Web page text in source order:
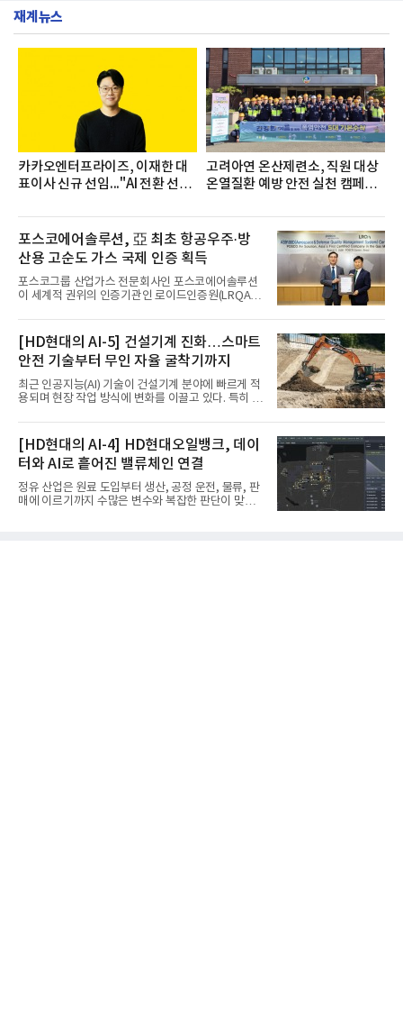
증을 한국백혈병
까지 수집된 소비자 빅데이터 3,702,555건을 분석한
터는 지난 4월(3,435,836건) 대비 7.76% 증가한 수
치다.연구소에 따르면 7월 생수 브랜드평판 순위는 삼
다수, 백산수, 동원샘물, 스파클, 아이시스, 에비앙,
몽베스트, 크리스탈, 풀무원샘물, 평창수, 지리산수,
재계뉴스
카카오엔터프라이즈, 이재한 대
표이사 신규 선임..."AI 전환 선
고려아연 온산제련소, 직원 대상
온열질환 예방 안전 실천 캠페인
포스코에어솔루션, 亞 최초 항공우주·방
산용 고순도 가스 국제 인증 획득
포스코그룹 산업가스 전문회사인 포스코에어솔루션
이 세계적 권위의 인증기관인 로이드인증원(LRQA)
순도 희귀가스 제조 분야 국제공인 인증인 ‘항공우주·
방산 품질경영시스템(AS9100D)’을 획득했다.포스코
에어솔루션은 6일 서울 포스코센터에서 김대연 포스
코에어솔루션 대표, 이일형 로이드인증원(LRQA) 한
국지사 대표 등이 참석한 가운데 ‘항공우주·방산 품질
경영시스템(AS9100D)’ 인증수여식을 가졌다고 밝혔
다.포스코에어솔루션이 획득한 AS9100D는 국제 품
벌 표준이다. 특히 미세
[HD현대의 AI-5] 건설기계 진화…스마트
안전 기술부터 무인 자율 굴착기까지
최근 인공지능(AI) 기술이 건설기계 분야에 빠르게 적
용되며 현장 작업 방식에 변화를 이끌고 있다. 특히 무
마트 건설 현장 구현을 앞당기고 있다.HD현대사이트
솔루션은 최근 스위스 건설 현장에서 무인 자율 굴착
기를 투입했다. 실제 공사를 진행한 것은 처음으로, 건
설장비 자율화 기술의 새로운 이정표를 제시했다.이
번에 투입된 무인 자율 굴착기는 유럽 대형 건설그룹
키바그(KIBAG)의 스위스 투겐 지역 건설 프로젝트에
서 깊이 3m, 폭 12m, 길이 1km 규모의 토목 공사를
[HD현대의 AI-4] HD현대오일뱅크, 데이
터와 AI로 흩어진 밸류체인 연결
정유 산업은 원료 도입부터 생산, 공정 운전, 물류, 판
매에 이르기까지 수많은 변수와 복잡한 판단이 맞물